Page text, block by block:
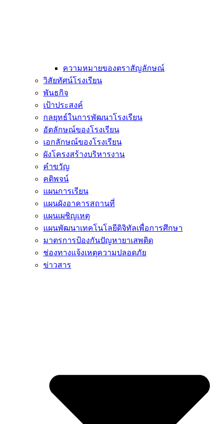
ความหมายของตราสัญลักษณ์
วิสัยทัศน์โรงเรียน
พันธกิจ
เป้าประสงค์
กลยุทธ์ในการพัฒนาโรงเรียน
อัตลักษณ์ของโรงเรียน
เอกลักษณ์ของโรงเรียน
ผังโครงสร้างบริหารงาน
คำขวัญ
คติพจน์
แผนการเรียน
แผนผังอาคารสถานที่
แผนเผชิญเหตุ
แผนพัฒนาเทคโนโลยีดิจิทัลเพื่อการศึกษา
มาตรการป้องกันปัญหายาเสพติด
ช่องทางแจ้งเหตุความปลอดภัย
ข่าวสาร